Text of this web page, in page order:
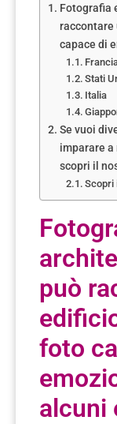
Fotografia
raccontare
capace di
Stati
Italia
Se vuoi
imparare
scopri il
Scopri
può
foto
alcuni